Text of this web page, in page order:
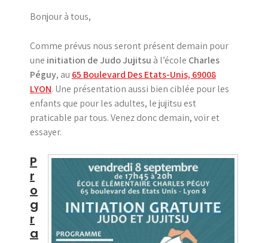
Bonjour à tous,
Comme prévus nous seront présent demain pour
une initiation de Judo Jujitsu à l’école Charles
Péguy, au 65 Boulevard Des Etats-Unis, 69008
LYON. Une présentation aussi bien ciblée pour les
enfants que pour les adultes, le jujitsu est
praticable par tous. Venez donc demain, voir et
essayer.
P
r
o
g
r
a